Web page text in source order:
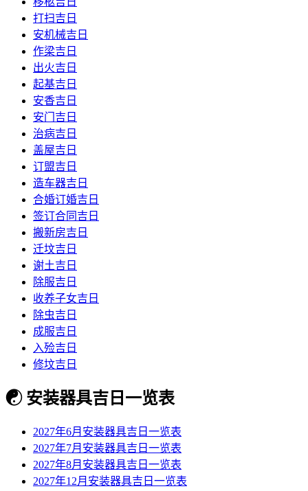
打扫吉日
安机械吉日
作梁吉日
出火吉日
起基吉日
安香吉日
安门吉日
治病吉日
盖屋吉日
订盟吉日
造车器吉日
合婚订婚吉日
签订合同吉日
搬新房吉日
迁坟吉日
谢土吉日
除服吉日
收养子女吉日
除虫吉日
成服吉日
入殓吉日
修坟吉日
☯安装器具吉日一览表
2027年6月安装器具吉日一览表
2027年7月安装器具吉日一览表
2027年8月安装器具吉日一览表
2027年12月安装器具吉日一览表